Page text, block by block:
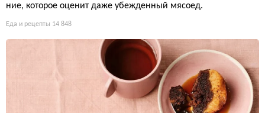
ние, которое оценит даже убежденный мясоед.
Еда и рецепты 14 848